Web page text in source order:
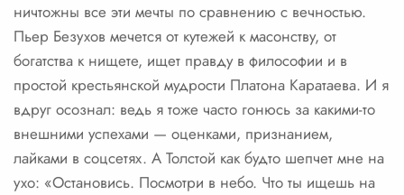
ничтожны все эти мечты по сравнению с вечностью.
Пьер Безухов мечется от кутежей к масонству, от
богатства к нищете, ищет правду в философии и в
простой крестьянской мудрости Платона Каратаева. И я
вдруг осознал: ведь я тоже часто гонюсь за какими-то
внешними успехами — оценками, признанием,
лайками в соцсетях. А Толстой как будто шепчет мне на
ухо: «Остановись. Посмотри в небо. Что ты ищешь на